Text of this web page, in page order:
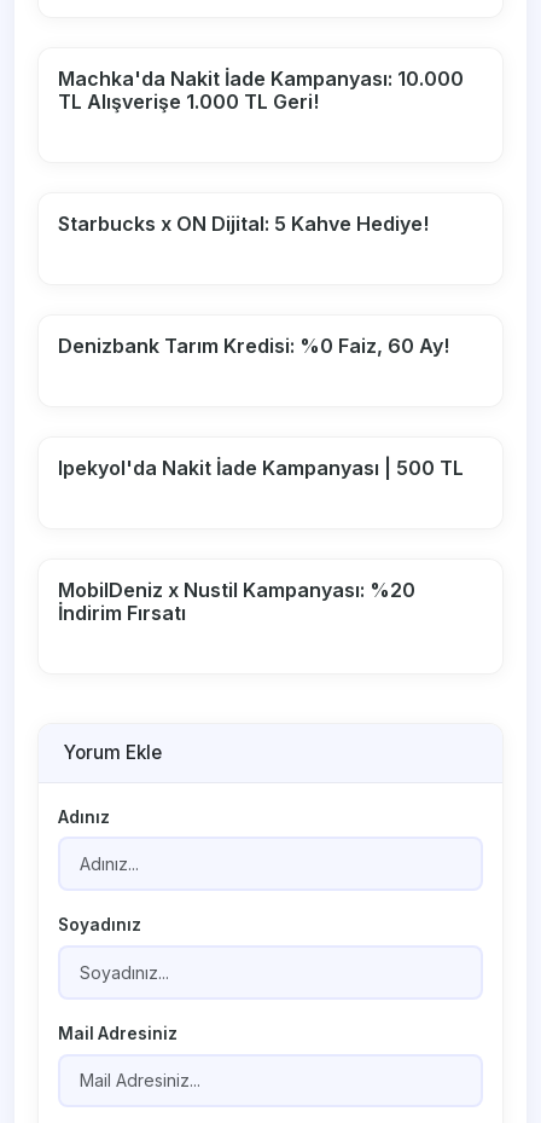
Machka'da Nakit İade Kampanyası: 10.000
TL Alışverişe 1.000 TL Geri!
Starbucks x ON Dijital: 5 Kahve Hediye!
Denizbank Tarım Kredisi: %0 Faiz, 60 Ay!
Ipekyol'da Nakit İade Kampanyası | 500 TL
MobilDeniz x Nustil Kampanyası: %20
İndirim Fırsatı
Yorum Ekle
Adınız
Soyadınız
Mail Adresiniz